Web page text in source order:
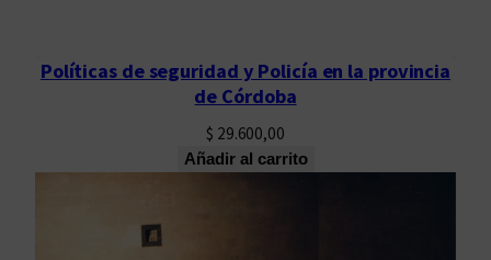
Políticas de seguridad y Policía en la provincia
de Córdoba
$ 29.600,00
Añadir al carrito